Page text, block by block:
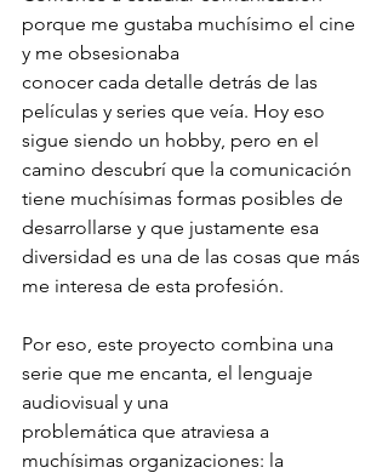
porque me gustaba muchísimo el cine
y me obsesionaba
conocer cada detalle detrás de las
películas y series que veía. Hoy eso
sigue siendo un hobby, pero en el
camino descubrí que la comunicación
tiene muchísimas formas posibles de
desarrollarse y que justamente esa
diversidad es una de las cosas que más
me interesa de esta profesión.
Por eso, este proyecto combina una
serie que me encanta, el lenguaje
audiovisual y una
problemática que atraviesa a
muchísimas organizaciones: la